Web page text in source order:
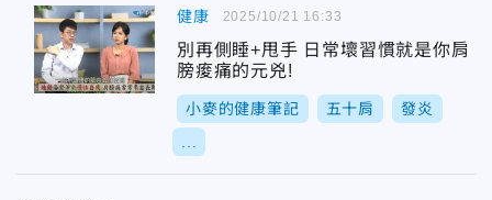
健康
別再側睡+甩手 日常壞習慣就是你肩
膀痠痛的元兇!
小麥的健康筆記 五十肩 發炎
2025/10/21 16:33